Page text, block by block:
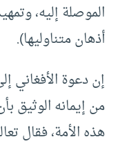
الموصلة إليه،
أذهان متناوليها).
إن دعوة الأفغاني
من إيمانه الوثيق
هذه الأمة، فقال